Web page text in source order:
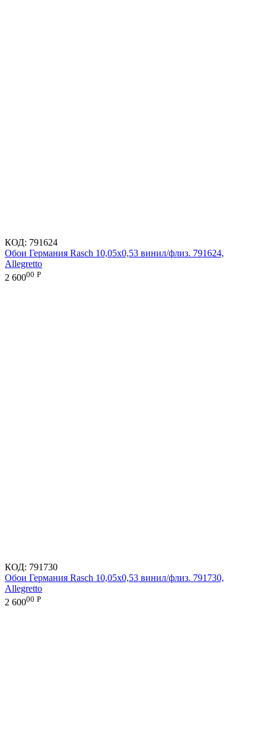
КОД: 791624
Обои Германия Rasch 10,05x0,53 винил/флиз. 791624,
Allegretto
2 60000 Р
КОД: 791730
Обои Германия Rasch 10,05x0,53 винил/флиз. 791730,
Allegretto
2 60000 Р